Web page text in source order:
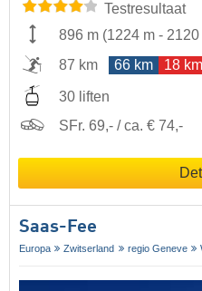
Testresultaat
896 m (1224 m - 2120
87 km
66 km 18 km
30 liften
SFr. 69,- / ca. € 74,-
Saas-Fee
Europa Zwitserland regio Geneve